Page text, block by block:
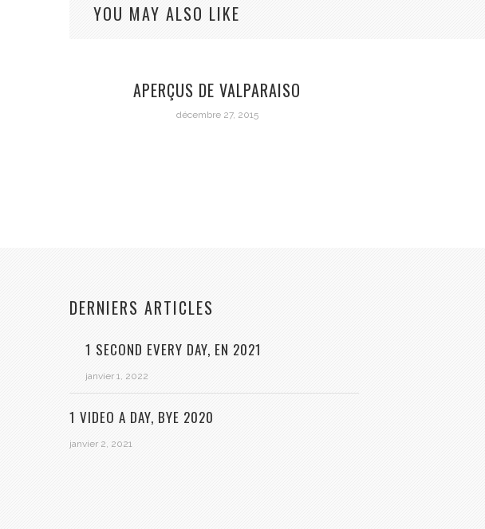
YOU MAY ALSO LIKE
APERÇUS DE VALPARAISO
décembre 27, 2015
DERNIERS ARTICLES
1 SECOND EVERY DAY, EN 2021
janvier 1, 2022
1 VIDEO A DAY, BYE 2020
janvier 2, 2021